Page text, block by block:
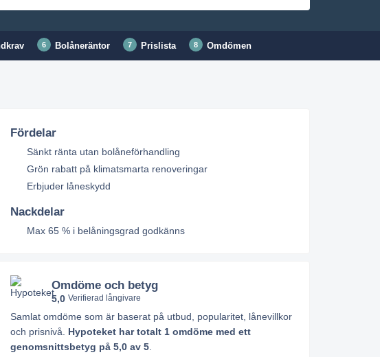
Bolåneräntor Prislista Omdömen
Fördelar
Sänkt ränta utan bolåneförhandling
Grön rabatt på klimatsmarta renoveringar
Erbjuder låneskydd
Nackdelar
Max 65 % i belåningsgrad godkänns
Omdöme och betyg
5,0 Verifierad långivare
Samlat omdöme som är baserat på utbud, popularitet, lånevillkor
och prisnivå. Hypoteket har totalt 1 omdöme med ett
genomsnittsbetyg på 5,0 av 5.